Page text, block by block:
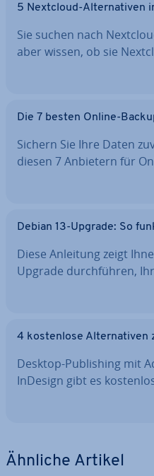
5 Nextcloud-Al­ter­na­ti­ven
Sie suchen nach
aber wissen, ob sie
Die 7 besten Online-
Sichern Sie Ihre Daten
diesen 7 Anbietern für
Debian 13-Upgrade: So
Diese Anleitung zeigt
Upgrade durch­füh­ren,
4 kos­ten­lo­se Al­ter­na­ti­ven
Desktop-Pu­bli­shing mit
InDesign gibt es
Ähnliche Artikel